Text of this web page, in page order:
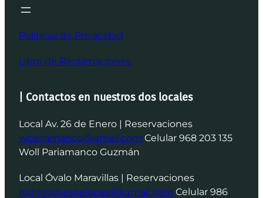
Politicas de Privacidad
Libro de Reclamaciones
| Contactos en nuestros dos locales
Local Av. 26 de Enero | Reservaciones
wpariamanco@gmail.com Celular 968 203 135
Woll Pariamanco Guzmán
Local Óvalo Maravillas | Reservaciones
rodrigoquispelopez1@gmail.com Celular 986